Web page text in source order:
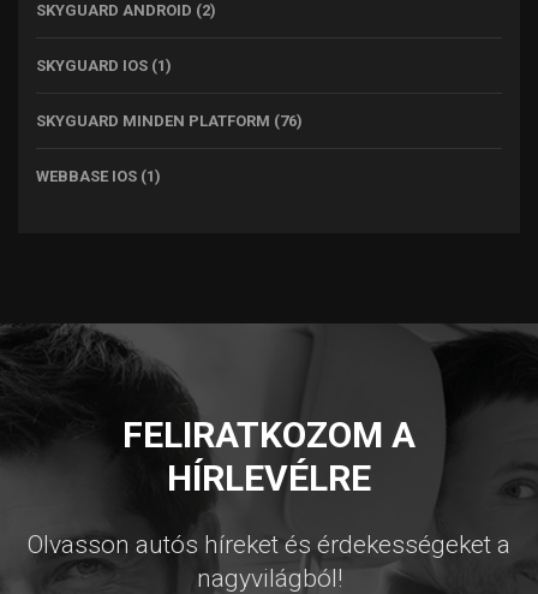
SKYGUARD ANDROID (2)
SKYGUARD IOS (1)
SKYGUARD MINDEN PLATFORM (76)
WEBBASE IOS (1)
FELIRATKOZOM A
HÍRLEVÉLRE
Olvasson autós híreket és érdekességeket a
nagyvilágból!